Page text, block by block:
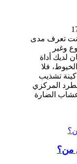
تعرف مدى
وغير
لديك أداة
فلا
تشذيب
المركزي
الضارة
من؟